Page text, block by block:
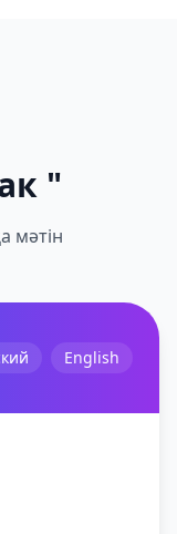
"
мәтін
English